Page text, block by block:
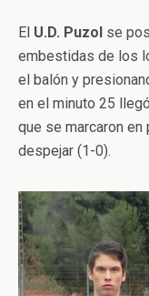
El U.D. Puzol se
embestidas de los
el balón y
en el minuto 25
que se marcaron
despejar (1-0).